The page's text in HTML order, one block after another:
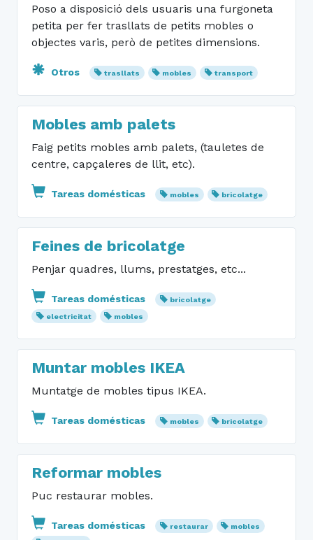
Poso a disposició dels usuaris una furgoneta
petita per fer trasllats de petits mobles o
objectes varis, però de petites dimensions.
Otros trasllats mobles transport
Mobles amb palets
Faig petits mobles amb palets, (tauletes de
centre, capçaleres de llit, etc).
Tareas domésticas mobles bricolatge
Feines de bricolatge
Penjar quadres, llums, prestatges, etc...
Tareas domésticas
bricolatge
electricitat
mobles
Muntar mobles IKEA
Muntatge de mobles tipus IKEA.
Tareas domésticas mobles bricolatge
Reformar mobles
Puc restaurar mobles.
Tareas domésticas restaurar
mobles